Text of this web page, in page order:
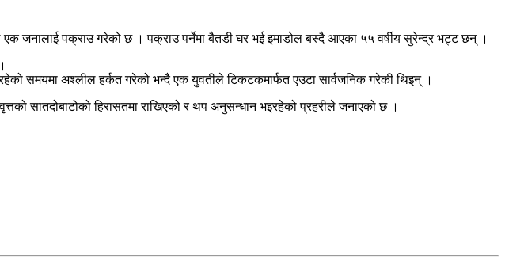
एक जनालाई पक्राउ गरेको छ । पक्राउ पर्नेमा बैतडी घर भई इमाडोल बस्दै आएका ५५ वर्षीय सुरेन्द्र भट्ट छन् ।
समयमा अश्लील हर्कत गरेको भन्दै एक युवतीले टिकटकमार्फत एउटा सार्वजनिक गरेकी थिइन् ।
सातदोबाटोको हिरासतमा राखिएको र थप अनुसन्धान भइरहेको प्रहरीले जनाएको छ ।